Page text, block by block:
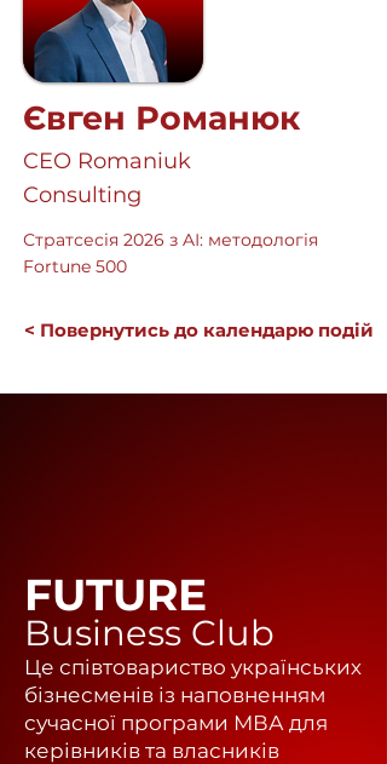
Євген Романюк
CEO Romaniuk
Consulting
Стратсесія 2026 з AІ: методологія
Fortune 500
< Повернутись до календарю подій
FUTURE
Business Club
Це співтовариство українських
бізнесменів із наповненням
сучасної програми МВА для
керівників та власників